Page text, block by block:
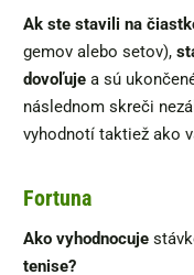
Ak ste stavili na
gemov alebo setov),
dovoľuje a sú
následnom skreči
vyhodnotí taktiež ako
Fortuna
Ako vyhodnocuje
tenise?